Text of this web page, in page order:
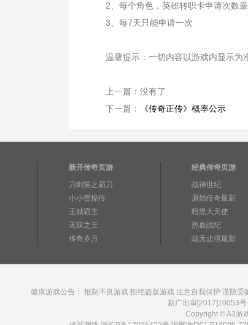
2、每个角色，英雄转职卡申请次数最
3、每7天只能申请一次
温馨提示：一切内容以游戏内显示为
上一篇： 没有了
下一篇：
《传奇正传》概率公示
新开传奇页游
刀剑笑之霸刀
小小曹操传
王城霸主
无双之王
传奇岁月
经典传奇页游
战神世纪
原始传奇最新
暗黑大天使
热血战纪
战无止境最新
健康游戏公告： 抵制不良游戏 拒绝盗版游戏 注意自我保护 谨防
新广出审[2017]10053
Copyright © A3游